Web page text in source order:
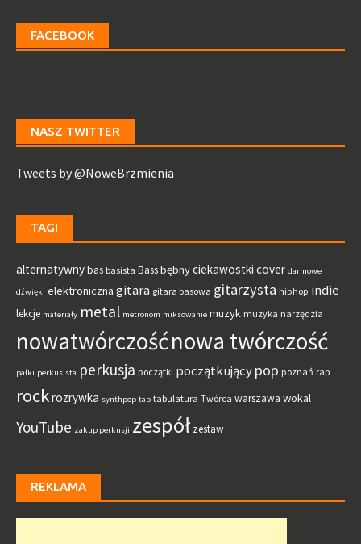
FACEBOOK
NASZ TWITTER
Tweets by @NoweBrzmienia
TAGI
alternatywnybas basista Bassbębnyciekawostki cover darmowe
dźwięki elektroniczna gitara gitara basowa gitarzysta hiphop indie
lekcje materiały metal metronom miksowanie muzyk muzyka narzędzia
nowatwórczośćnowa twórczość
pałki perkusista perkusja początki początkującypop poznań rap
rockrozrywka synthpop tab tabulatura Twórca warszawa wokal
YouTube zakup perkusji zespół zestaw
REKLAMA